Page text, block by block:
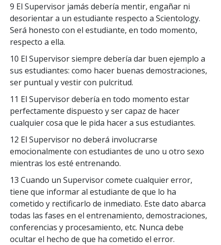
9 El Supervisor jamás debería mentir, engañar ni
desorientar a un estudiante respecto a Scientology.
Será honesto con el estudiante, en todo momento,
respecto a ella.
10 El Supervisor siempre debería dar buen ejemplo a
sus estudiantes: como hacer buenas demostraciones,
ser puntual y vestir con pulcritud.
11 El Supervisor debería en todo momento estar
perfectamente dispuesto y ser capaz de hacer
cualquier cosa que le pida hacer a sus estudiantes.
12 El Supervisor no deberá involucrarse
emocionalmente con estudiantes de uno u otro sexo
mientras los esté entrenando.
13 Cuando un Supervisor comete cualquier error,
tiene que informar al estudiante de que lo ha
cometido y rectificarlo de inmediato. Este dato abarca
todas las fases en el entrenamiento, demostraciones,
conferencias y procesamiento, etc. Nunca debe
ocultar el hecho de que ha cometido el error.